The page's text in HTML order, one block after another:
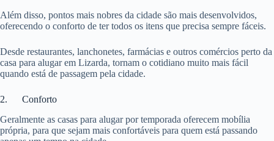
Além disso, pontos mais nobres da cidade são mais desenvolvidos,
oferecendo o conforto de ter todos os itens que precisa sempre fáceis.
Desde restaurantes, lanchonetes, farmácias e outros comércios perto da
casa para alugar em Lizarda, tornam o cotidiano muito mais fácil
quando está de passagem pela cidade.
2. Conforto
Geralmente as casas para alugar por temporada oferecem mobília
própria, para que sejam mais confortáveis para quem está passando